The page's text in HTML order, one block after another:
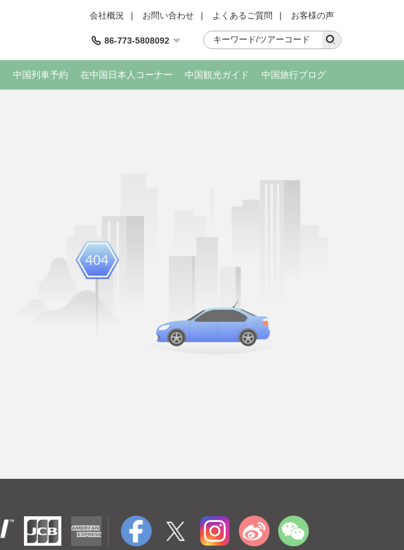
会社概況 | お問い合わせ | よくあるご質問 | お客様の声
86-773-5808092
中国列車予約 在中国日本人コーナー 中国観光ガイド 中国旅行ブログ